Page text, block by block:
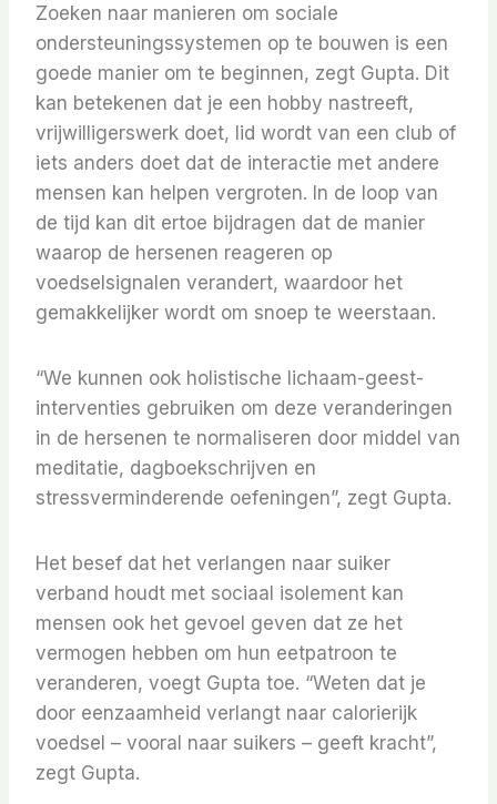
Zoeken naar manieren om sociale
ondersteuningssystemen op te bouwen is een
goede manier om te beginnen, zegt Gupta. Dit
kan betekenen dat je een hobby nastreeft,
vrijwilligerswerk doet, lid wordt van een club of
iets anders doet dat de interactie met andere
mensen kan helpen vergroten. In de loop van
de tijd kan dit ertoe bijdragen dat de manier
waarop de hersenen reageren op
voedselsignalen verandert, waardoor het
gemakkelijker wordt om snoep te weerstaan.
“We kunnen ook holistische lichaam-geest-
interventies gebruiken om deze veranderingen
in de hersenen te normaliseren door middel van
meditatie, dagboekschrijven en
stressverminderende oefeningen”, zegt Gupta.
Het besef dat het verlangen naar suiker
verband houdt met sociaal isolement kan
mensen ook het gevoel geven dat ze het
vermogen hebben om hun eetpatroon te
veranderen, voegt Gupta toe. “Weten dat je
door eenzaamheid verlangt naar calorierijk
voedsel – vooral naar suikers – geeft kracht”,
zegt Gupta.